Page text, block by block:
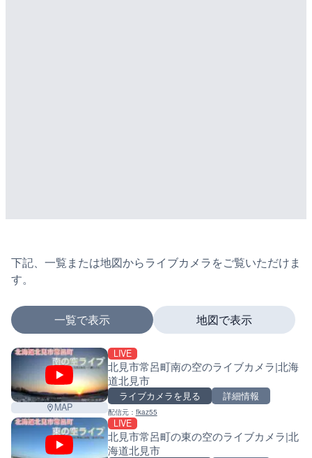
下記、一覧または地図からライブカメラをご覧いただけま
す。
一覧で表示
MAP
LIVE
北見市常呂町南の空のライブカメラ|北海
道北見市
ライブカメラを見る 詳細情報
配信元： fkaz55
LIVE
北見市常呂町の東の空のライブカメラ|北
海道北見市
地図で表示
+
−
マーカーをタップするとライブカメラの詳細が表示さ